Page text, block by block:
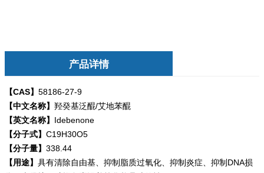
产品详情
【CAS】 58186-27-9
【中文名称】 羟癸基泛醌/艾地苯醌
【英文名称】 Idebenone
【分子式】 C19H30O5
【分子量】 338.44
【用途】 具有清除自由基、抑制脂质过氧化、抑制炎症、抑制DNA损